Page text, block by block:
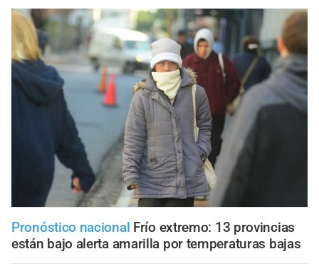
Pronóstico nacional Frío extremo: 13 provincias
están bajo alerta amarilla por temperaturas bajas